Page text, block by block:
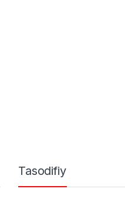
Tasodifiy